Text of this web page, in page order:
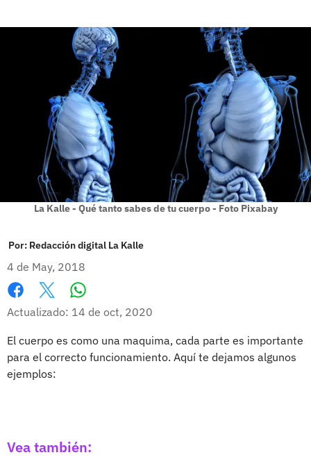
La Kalle - Qué tanto sabes de tu cuerpo - Foto Pixabay
Por: Redacción digital La Kalle
4 de May, 2018
Facebook
X
Actualizado: 14 de oct, 2020
El cuerpo es como una maquima, cada parte es importante
para el correcto funcionamiento. Aquí te dejamos algunos
ejemplos:
Vea también: